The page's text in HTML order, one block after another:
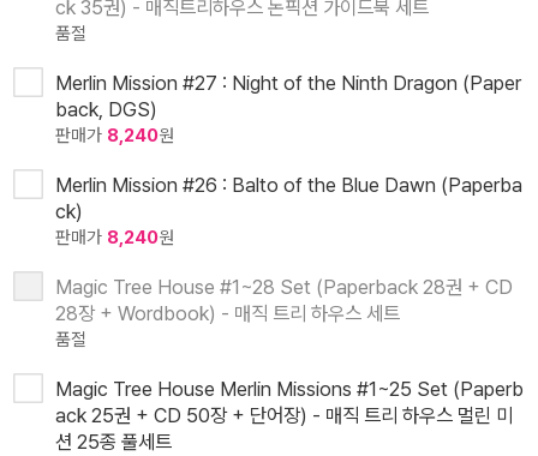
ck 35권) - 매직트리하우스 논픽션 가이드북 세트
품절
Merlin Mission #27 : Night of the Ninth Dragon (Paper
back, DGS)
판매가 8,240원
Merlin Mission #26 : Balto of the Blue Dawn (Paperba
ck)
판매가 8,240원
Magic Tree House #1~28 Set (Paperback 28권 + CD
28장 + Wordbook) - 매직 트리 하우스 세트
품절
Magic Tree House Merlin Missions #1~25 Set (Paperb
ack 25권 + CD 50장 + 단어장) - 매직 트리 하우스 멀린 미
션 25종 풀세트